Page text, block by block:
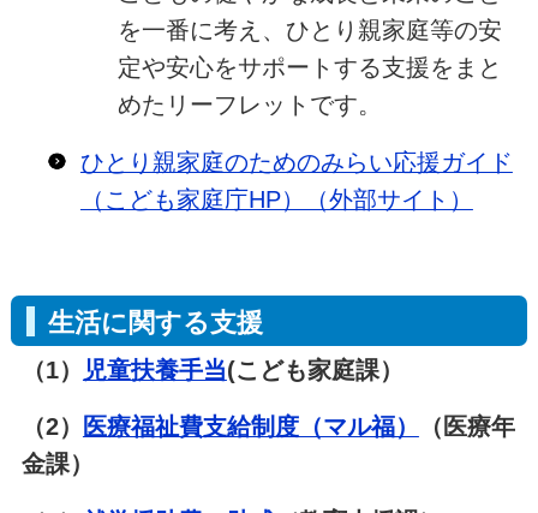
を一番に考え、ひとり親家庭等の安
定や安心をサポートする支援をまと
めたリーフレットです。
ひとり親家庭のためのみらい応援ガイド
（こども家庭庁HP）（外部サイト）
生活に関する支援
（1） 児童扶養手当(こども家庭課）
（2） 医療福祉費支給制度（マル福）
（医療年
金課）